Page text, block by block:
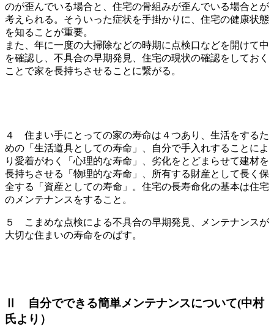
のが歪んでいる場合と、住宅の骨組みが歪んでいる場合とが
考えられる。そういった症状を手掛かりに、住宅の健康状態
を知ることが重要。
また、年に一度の大掃除などの時期に点検口などを開けて中
を確認し、不具合の早期発見、住宅の現状の確認をしておく
ことで家を長持ちさせることに繋がる。
４ 住まい手にとっての家の寿命は４つあり、生活をするた
めの「生活道具としての寿命」、自分で手入れすることによ
り愛着がわく「心理的な寿命」、劣化をとどまらせて建材を
長持ちさせる「物理的な寿命」、所有する財産として長く保
全する「資産としての寿命」。住宅の長寿命化の基本は住宅
のメンテナンスをすること。
５ こまめな点検による不具合の早期発見、メンテナンスが
大切な住まいの寿命をのばす。
Ⅱ 自分でできる簡単メンテナンスについて(中村
氏より）